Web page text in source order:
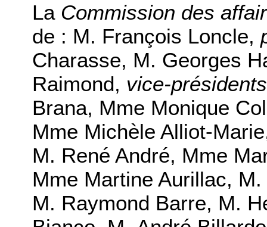
La Commission des
de : M. François Loncle,
Charasse, M. Georges
Raimond, vice-présidents
Brana, Mme Monique
Mme Michèle Alliot-Marie
M. René André, Mme
Mme Martine Aurillac, M.
M. Raymond Barre, M.